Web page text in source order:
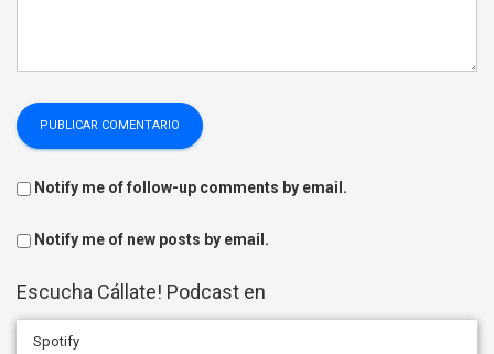
Notify me of follow-up comments by email.
Notify me of new posts by email.
Escucha Cállate! Podcast en
Spotify